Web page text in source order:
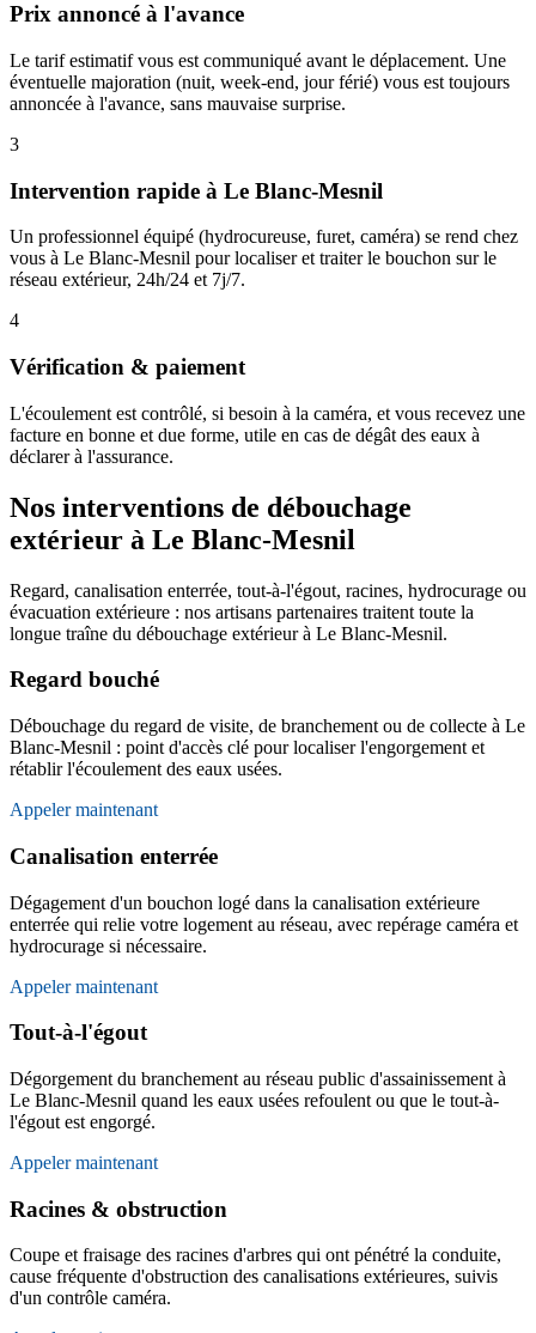
Prix annoncé à l'avance
Le tarif estimatif vous est communiqué avant le déplacement. Une
éventuelle majoration (nuit, week-end, jour férié) vous est toujours
annoncée à l'avance, sans mauvaise surprise.
3
Intervention rapide à Le Blanc-Mesnil
Un professionnel équipé (hydrocureuse, furet, caméra) se rend chez
vous à Le Blanc-Mesnil pour localiser et traiter le bouchon sur le
réseau extérieur, 24h/24 et 7j/7.
4
Vérification & paiement
L'écoulement est contrôlé, si besoin à la caméra, et vous recevez une
facture en bonne et due forme, utile en cas de dégât des eaux à
déclarer à l'assurance.
Nos interventions de débouchage
extérieur à Le Blanc-Mesnil
Regard, canalisation enterrée, tout-à-l'égout, racines, hydrocurage ou
évacuation extérieure : nos artisans partenaires traitent toute la
longue traîne du débouchage extérieur à Le Blanc-Mesnil.
Regard bouché
Débouchage du regard de visite, de branchement ou de collecte à Le
Blanc-Mesnil : point d'accès clé pour localiser l'engorgement et
rétablir l'écoulement des eaux usées.
Appeler maintenant
Canalisation enterrée
Dégagement d'un bouchon logé dans la canalisation extérieure
enterrée qui relie votre logement au réseau, avec repérage caméra et
hydrocurage si nécessaire.
Appeler maintenant
Tout-à-l'égout
Dégorgement du branchement au réseau public d'assainissement à
Le Blanc-Mesnil quand les eaux usées refoulent ou que le tout-à-
l'égout est engorgé.
Appeler maintenant
Racines & obstruction
Coupe et fraisage des racines d'arbres qui ont pénétré la conduite,
cause fréquente d'obstruction des canalisations extérieures, suivis
d'un contrôle caméra.